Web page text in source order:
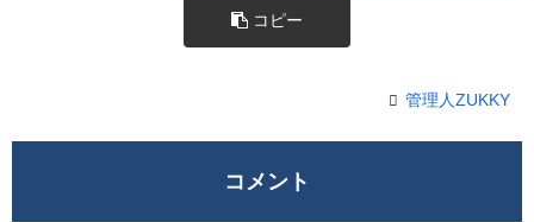
コピー
管理人ZUKKY
コメント